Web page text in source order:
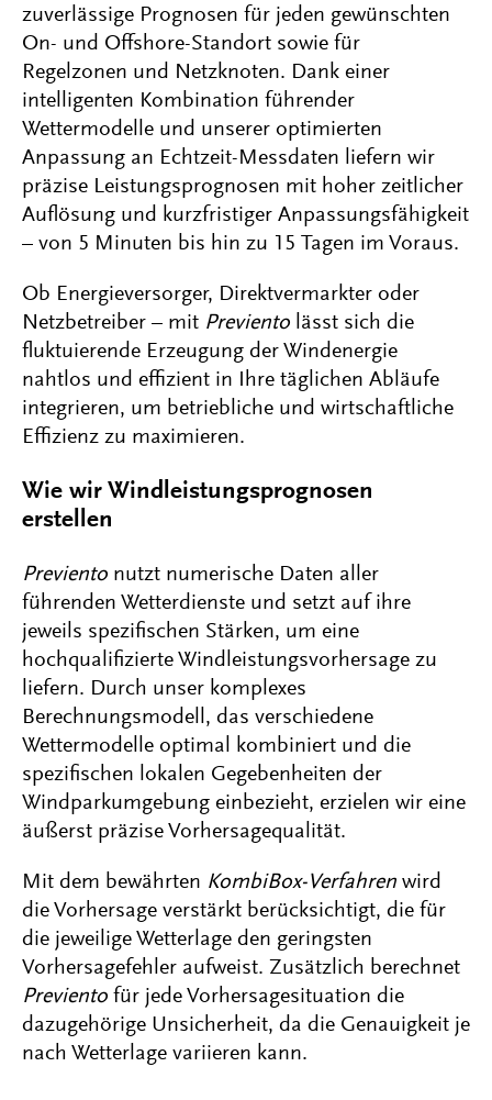
zuverlässige Prognosen für jeden gewünschten
On- und Offshore-Standort sowie für
Regelzonen und Netzknoten. Dank einer
intelligenten Kombination führender
Wettermodelle und unserer optimierten
Anpassung an Echtzeit-Messdaten liefern wir
präzise Leistungsprognosen mit hoher zeitlicher
Auflösung und kurzfristiger Anpassungsfähigkeit
– von 5 Minuten bis hin zu 15 Tagen im Voraus.
Ob Energieversorger, Direktvermarkter oder
Netzbetreiber – mit Previento lässt sich die
fluktuierende Erzeugung der Windenergie
nahtlos und effizient in Ihre täglichen Abläufe
integrieren, um betriebliche und wirtschaftliche
Effizienz zu maximieren.
Wie wir Windleistungsprognosen
erstellen
Previento nutzt numerische Daten aller
führenden Wetterdienste und setzt auf ihre
jeweils spezifischen Stärken, um eine
hochqualifizierte Windleistungsvorhersage zu
liefern. Durch unser komplexes
Berechnungsmodell, das verschiedene
Wettermodelle optimal kombiniert und die
spezifischen lokalen Gegebenheiten der
Windparkumgebung einbezieht, erzielen wir eine
äußerst präzise Vorhersagequalität.
Mit dem bewährten KombiBox-Verfahren wird
die Vorhersage verstärkt berücksichtigt, die für
die jeweilige Wetterlage den geringsten
Vorhersagefehler aufweist. Zusätzlich berechnet
Previento für jede Vorhersagesituation die
dazugehörige Unsicherheit, da die Genauigkeit je
nach Wetterlage variieren kann.